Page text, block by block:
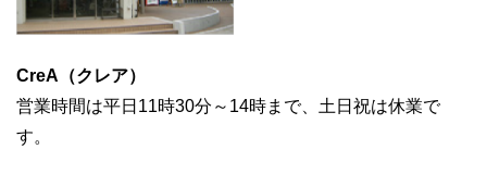
CreA（クレア）
営業時間は平日11時30分～14時まで、土日祝は休業で
す。